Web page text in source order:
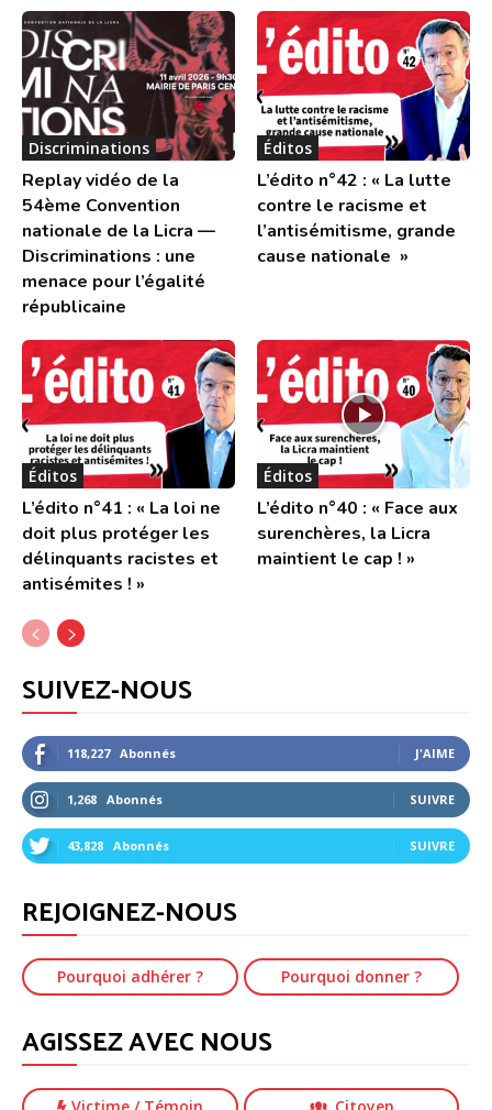
Discriminations
Replay vidéo de la
54ème Convention
nationale de la Licra —
Discriminations : une
menace pour l’égalité
républicaine
Éditos
L’édito n°42 : « La lutte
contre le racisme et
l’antisémitisme, grande
cause nationale »
Éditos
L’édito n°41 : « La loi ne
doit plus protéger les
délinquants racistes et
antisémites ! »
Éditos
L’édito n°40 : « Face aux
surenchères, la Licra
maintient le cap ! »
SUIVEZ-NOUS
118,227 Abonnés J'AIME
1,268 Abonnés SUIVRE
43,828 Abonnés SUIVRE
REJOIGNEZ-NOUS
Pourquoi adhérer ? Pourquoi donner ?
AGISSEZ AVEC NOUS